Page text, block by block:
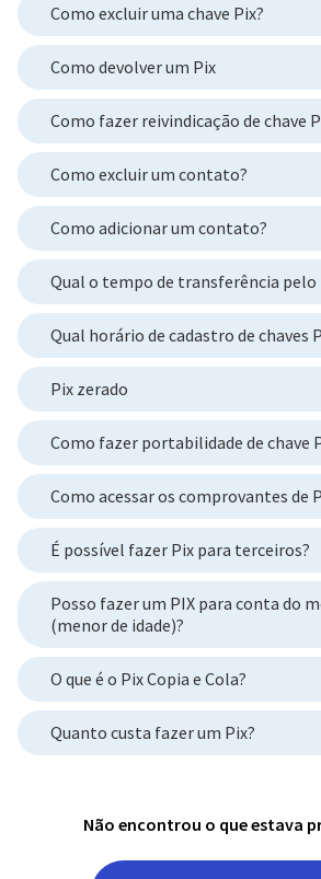
Como excluir uma chave Pix?
Como devolver um Pix
Como fazer reivindicação de chave
Como excluir um contato?
Como adicionar um contato?
Qual o tempo de transferência pelo
Qual horário de cadastro de chaves
Pix zerado
Como fazer portabilidade de chave
Como acessar os comprovantes de
É possível fazer Pix para terceiros?
Posso fazer um PIX para conta do
(menor de idade)?
O que é o Pix Copia e Cola?
Quanto custa fazer um Pix?
Não encontrou o que estava